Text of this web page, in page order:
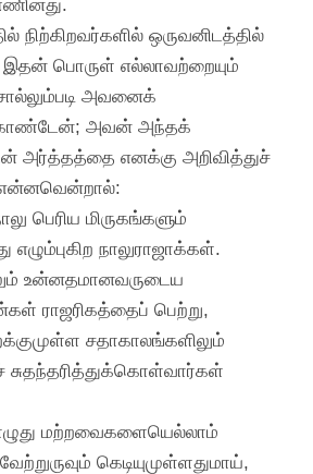
நிற்கிறவர்களில் ஒருவனிடத்தில்
பொருள் எல்லாவற்றையும்
அவனைக்
அவன் அந்தக்
அர்த்தத்தை எனக்கு அறிவித்துச்
பெரிய மிருகங்களும்
எழும்புகிற நாலுராஜாக்கள்.
உன்னதமானவருடைய
ராஜரிகத்தைப் பெற்று,
சதாகாலங்களிலும்
சுதந்தரித்துக்கொள்வார்கள்
மற்றவைகளையெல்லாம்
கெடியுமுள்ளதுமாய்,